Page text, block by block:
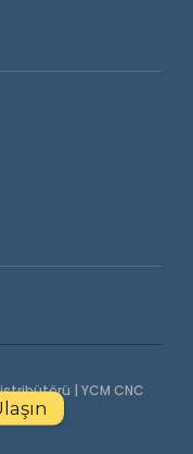
| YCM CNC